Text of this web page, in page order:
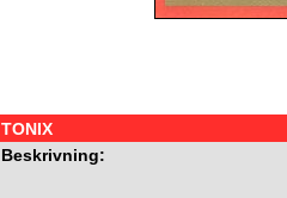
TONIX
Beskrivning: